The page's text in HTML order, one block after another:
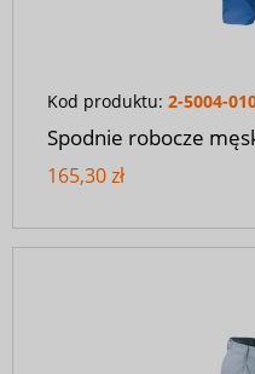
Kod produktu: 2-5004-
Spodnie robocze
165,30 zł